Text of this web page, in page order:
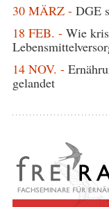
30 MÄRZ - DGE
18 FEB. - Wie
14 NOV. -
gelandet